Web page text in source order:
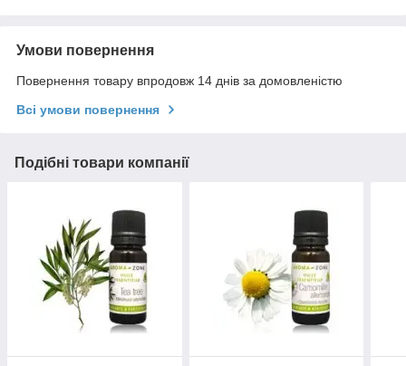
Умови повернення
Повернення товару впродовж 14 днів за домовленістю
Всі умови повернення
Подібні товари компанії